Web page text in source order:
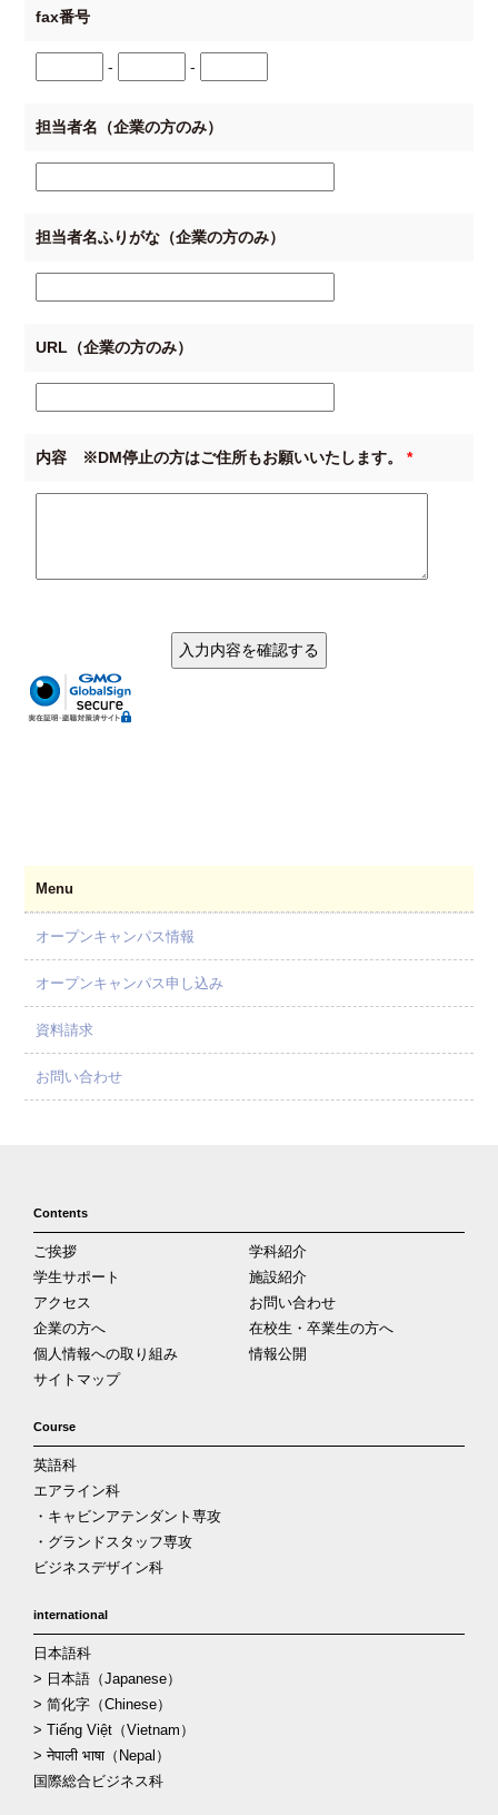
Menu
オープンキャンパス情報
オープンキャンパス申し込み
資料請求
お問い合わせ
fax番号
- -
担当者名（企業の方のみ）
担当者名ふりがな（企業の方のみ）
URL（企業の方のみ）
内容 ※DM停止の方はご住所もお願いいたします。*
Contents
ご挨拶
学科紹介
学生サポート
施設紹介
アクセス
お問い合わせ
企業の方へ
在校生・卒業生の方へ
個人情報への取り組み
情報公開
サイトマップ
Course
英語科
エアライン科
・キャビンアテンダント専攻
・グランドスタッフ専攻
ビジネスデザイン科
international
日本語科
> 日本語（Japanese）
> 简化字（Chinese）
> Tiếng Việt（Vietnam）
> नेपाली भाषा（Nepal）
国際総合ビジネス科